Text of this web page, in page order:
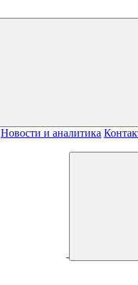
Новости и аналитика